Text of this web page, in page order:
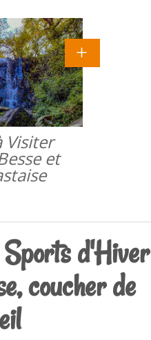
Visiter
et
d'Hiver
coucher de